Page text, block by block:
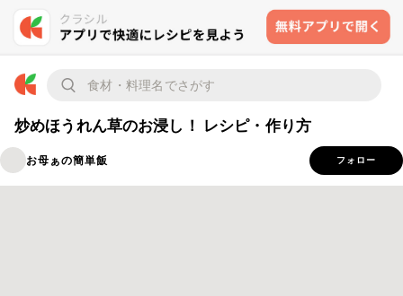
炒めほうれん草のお浸し！ レシピ・作り方
お母ぁの簡単飯 フォロー